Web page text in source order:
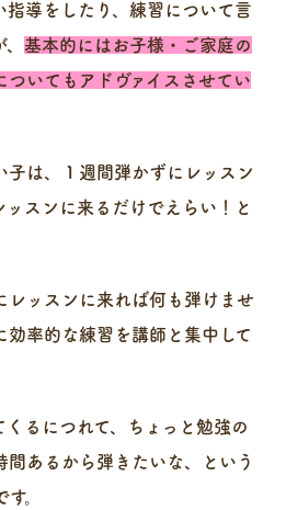
指導をしたり、練習について言
基本的にはお子様・ご家庭の
ついてもアドヴァイスさせてい
子は、１週間弾かずにレッスン
ッスンに来るだけでえらい！と
レッスンに来れば何も弾けませ
効率的な練習を講師と集中して
くるにつれて、ちょっと勉強の
間あるから弾きたいな、という
。